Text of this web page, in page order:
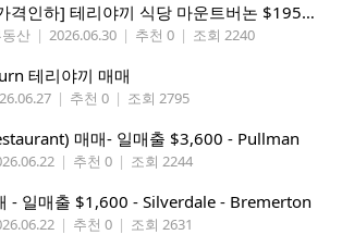
[Updated 6/30 가격인하] 테리야끼 식당 마운트버논 $195,000
산 | 2026.06.30 | 추천 0 | 조회 2240
테리야끼 매매
| 추천 0 | 조회 2795
매매- 일매출 $3,600 - Pullman
| 추천 0 | 조회 2244
- 일매출 $1,600 - Silverdale - Bremerton
| 추천 0 | 조회 2631